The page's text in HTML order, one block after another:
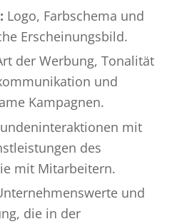
Logo, Farbschema und
Erscheinungsbild.
der Werbung, Tonalität
und
Kampagnen.
mit
des
mit Mitarbeitern.
und
die in der